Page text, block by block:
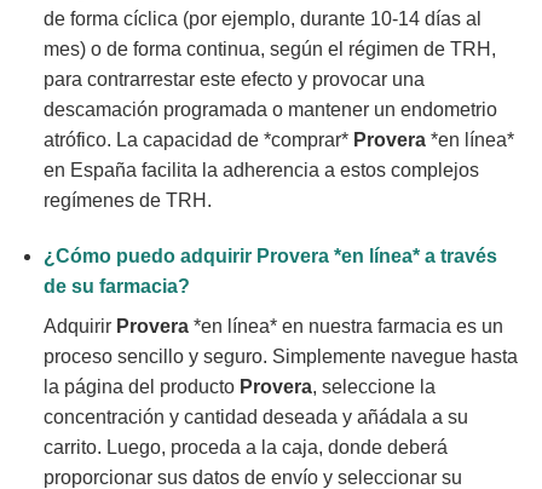
de forma cíclica (por ejemplo, durante 10-14 días al
mes) o de forma continua, según el régimen de TRH,
para contrarrestar este efecto y provocar una
descamación programada o mantener un endometrio
atrófico. La capacidad de *comprar* Provera*en línea*
en España facilita la adherencia a estos complejos
regímenes de TRH.
¿Cómo puedo adquirir Provera*en línea* a través
de su farmacia?
Adquirir Provera*en línea* en nuestra farmacia es un
proceso sencillo y seguro. Simplemente navegue hasta
la página del producto Provera, seleccione la
concentración y cantidad deseada y añádala a su
carrito. Luego, proceda a la caja, donde deberá
proporcionar sus datos de envío y seleccionar su